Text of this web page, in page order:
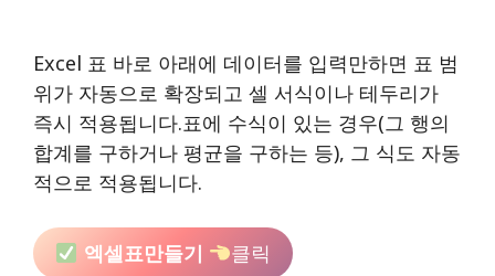
Excel 표 바로 아래에 데이터를 입력만하면 표 범
위가 자동으로 확장되고 셀 서식이나 테두리가
즉시 적용됩니다.표에 수식이 있는 경우(그 행의
합계를 구하거나 평균을 구하는 등), 그 식도 자동
적으로 적용됩니다.
엑셀표만들기 클릭